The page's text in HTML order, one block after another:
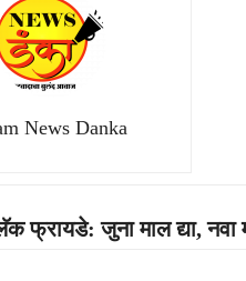
News Danka
फ्रायडे: जुना माल द्या, नवा